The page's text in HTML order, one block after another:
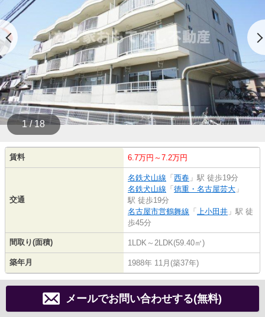
1 / 18
賃料 6.7万円～7.2万円
交通
名鉄犬山線 「 西春 」駅 徒歩19分
名鉄犬山線 「 徳重・名古屋芸大 」
駅 徒歩19分
名古屋市営鶴舞線 「 上小田井 」駅 徒
歩45分
間取り(面積) 1LDK～2LDK(59.40㎡)
築年月 1988年 11月(築37年)
メールでお問い合わせする(無料)